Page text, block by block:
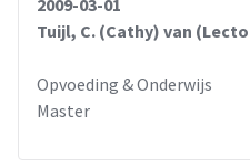
Tuijl, C. (Cathy) van
Opvoeding & Onderwijs
Master